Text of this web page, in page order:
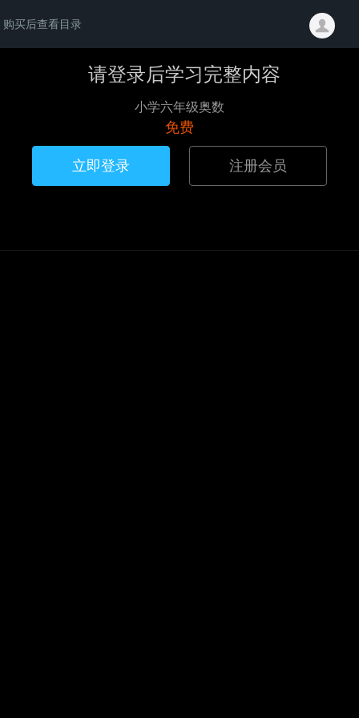
购买后查看目录
请登录后学习完整内容
小学六年级奥数
免费
立即登录 注册会员